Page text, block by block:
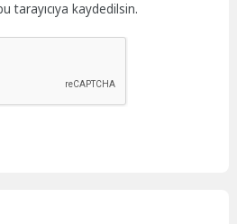
tarayıcıya kaydedilsin.